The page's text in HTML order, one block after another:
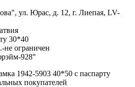
ул. Юрас, д. 12, г. Лиепая, LV-
30*40
не ограничен
928"
1942-5903 40*50 с паспарту
покупателей